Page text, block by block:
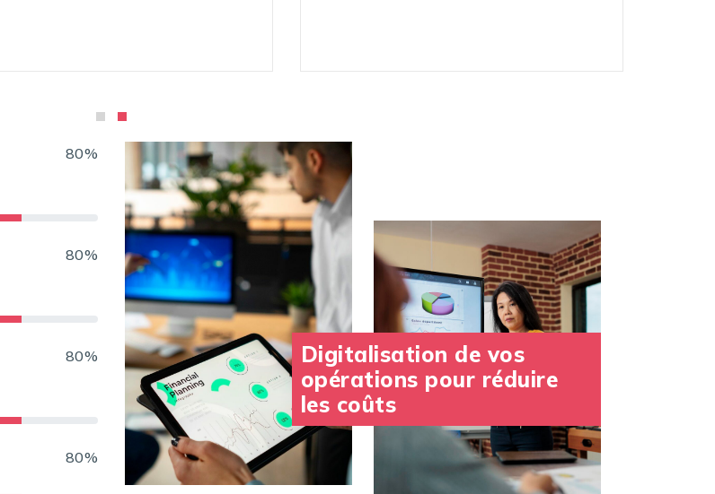
80%
80%
80%
80%
Digitalisation de vos
opérations pour réduire
les coûts